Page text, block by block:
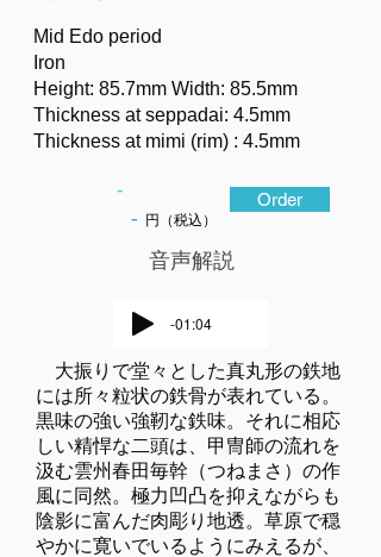
Mid Edo period
Iron
Height: 85.7mm Width: 85.5mm
Thickness at seppadai: 4.5mm
Thickness at mimi (rim) : 4.5mm
-
- 円（税込）
Order
​音声解説
-01:04
大振りで堂々とした真丸形の鉄地
には所々粒状の鉄骨が表れている。
黒味の強い強靭な鉄味。それに相応
しい精悍な二頭は、甲冑師の流れを
汲む雲州春田毎幹（つねまさ）の作
風に同然。極力凹凸を抑えながらも
陰影に富んだ肉彫り地透。草原で穏
やかに寛いでいるようにみえるが、